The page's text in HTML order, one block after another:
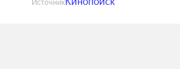
Источник